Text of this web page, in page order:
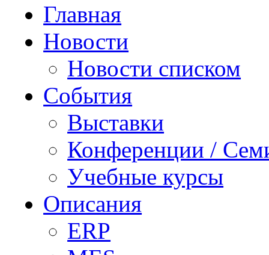
Главная
Новости
Новости списком
События
Выставки
Конференции /
Учебные курсы
Описания
ERP